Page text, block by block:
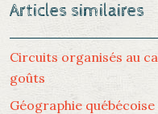
Articles similaires
Circuits organisés au
goûts
Géographie